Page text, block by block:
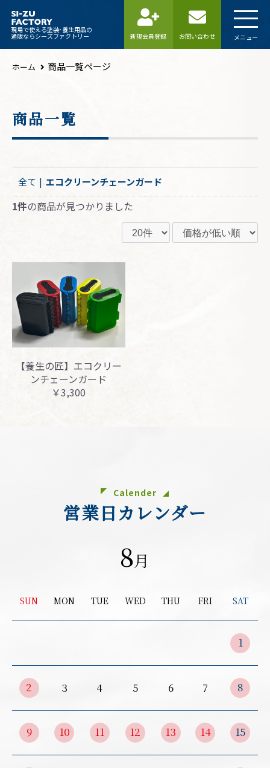
現場で使える塗装･養生用品の
通販ならシーズファクトリー 新規会員登録 お問い合わせ メニュー
ホーム 商品一覧ページ
商品一覧
全て | エコクリーンチェーンガード
1件の商品が見つかりました
【養生の匠】エコクリー
ンチェーンガード
￥3,300
Calender
営業日カレンダー
8月
SUN MON TUE WED THU FRI SAT
1
2 3 4 5 6 7 8
9 10 11 12 13 14 15